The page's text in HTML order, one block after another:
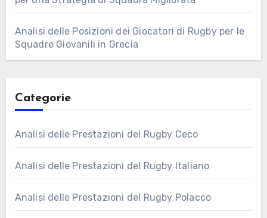
Analisi delle Posizioni dei Giocatori di Rugby per le
Squadre Giovanili in Grecia
Categorie
Analisi delle Prestazioni del Rugby Ceco
Analisi delle Prestazioni del Rugby Italiano
Analisi delle Prestazioni del Rugby Polacco